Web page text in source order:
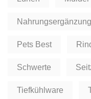
Nahrungsergänzung
Pets Best
Schwerte
Tiefkühlware